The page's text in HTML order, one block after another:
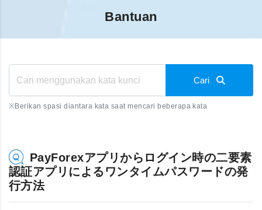
Bantuan
Cari
※Berikan spasi diantara kata saat mencari beberapa kata
PayForexアプリからログイン時の二要素
認証アプリによるワンタイムパスワードの発
行方法